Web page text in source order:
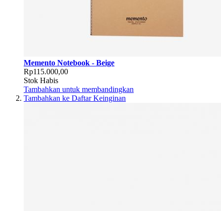
Memento Notebook - Beige
Rp115.000,00
Stok Habis
Tambahkan untuk membandingkan
Tambahkan ke Daftar Keinginan